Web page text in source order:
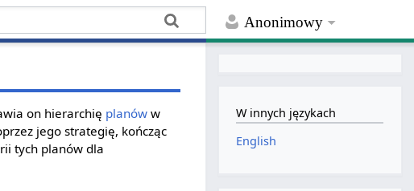
Anonimowy
on hierarchię planów w
jego strategię, kończąc
tych planów dla
W innych językach
English